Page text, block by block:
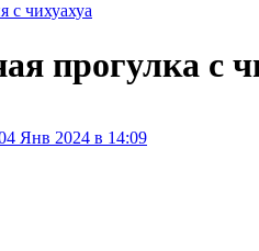
с чихуахуа
прогулка с
Янв 2024 в 14:09